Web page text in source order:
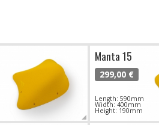
Manta 15
299,00 €
Length: 590mm
Width: 400mm
Height: 190mm